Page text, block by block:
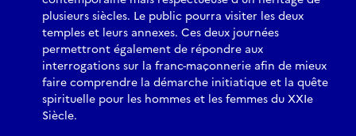
plusieurs siècles. Le public pourra visiter les deux
temples et leurs annexes. Ces deux journées
permettront également de répondre aux
interrogations sur la franc-maçonnerie afin de mieux
faire comprendre la démarche initiatique et la quête
spirituelle pour les hommes et les femmes du XXIe
Siècle.